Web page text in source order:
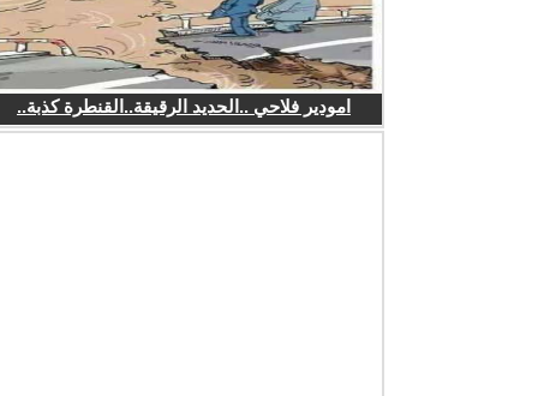
امودير فلاحي ..الحديد الرقيقة..القنطرة كذبة..